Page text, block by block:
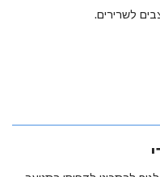
לשרירים.